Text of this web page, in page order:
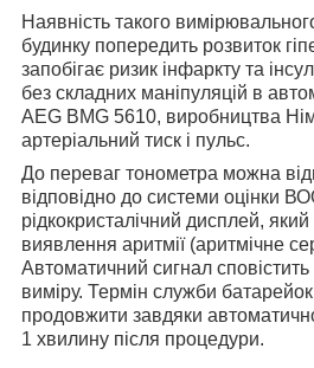
Наявність такого
будинку попередить розвиток
запобігає ризик інфаркту та
без складних маніпуляцій в
AEG BMG 5610, виробництва
артеріальний тиск і пульс.
До переваг тонометра можна
відповідно до системи оцінки
рідкокристалічний дисплей,
виявлення аритмії (аритмічне
Автоматичний сигнал сповістить
виміру. Термін служби
продовжити завдяки
1 хвилину після процедури.